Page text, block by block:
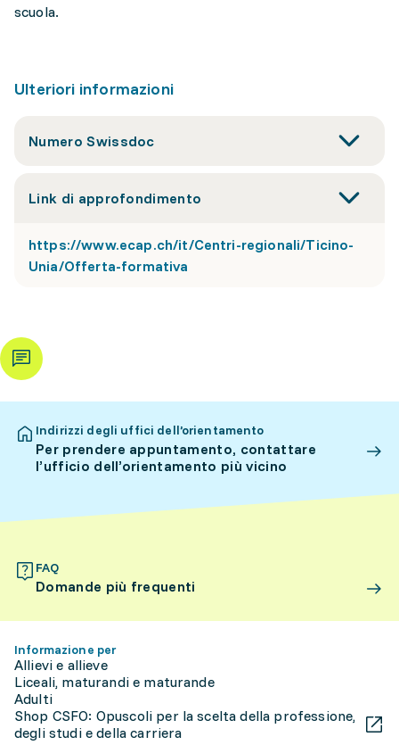
scuola.
Ulteriori informazioni
Numero Swissdoc
Link di approfondimento
https://www.ecap.ch/it/Centri-regionali/Ticino-
Unia/Offerta-formativa
Indirizzi degli uffici dell’orientamento
Per prendere appuntamento, contattare
l’ufficio dell’orientamento più vicino
FAQ
Domande più frequenti
Informazione per
Allievi e allieve
Liceali, maturandi e maturande
Adulti
Shop CSFO: Opuscoli per la scelta della professione,
degli studi e della carriera